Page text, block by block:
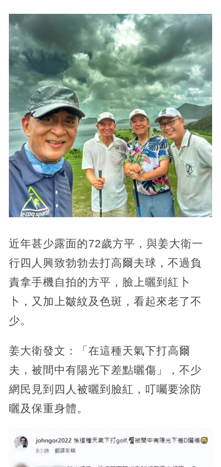
近年甚少露面的72歲方平，與姜大衛一
行四人興致勃勃去打高爾夫球，不過負
責拿手機自拍的方平，臉上曬到紅卜
卜，又加上皺紋及色斑，看起來老了不
少。
姜大衛發文：「在這種天氣下打高爾
夫，被間中有陽光下差點曬傷」，不少
網民見到四人被曬到臉紅，叮囑要涂防
曬及保重身體。